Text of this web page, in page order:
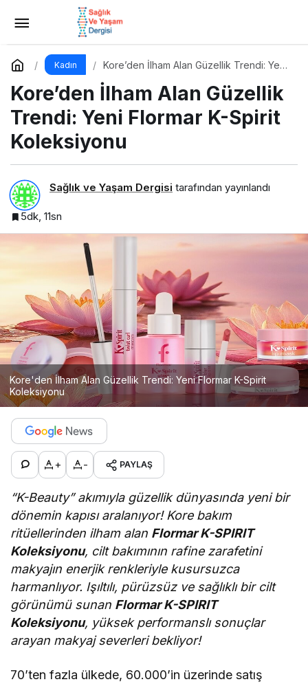
Kadın
Kore’den İlham Alan Güzellik Trendi: Yeni
Kore’den İlham Alan Güzellik
Trendi: Yeni Flormar K-Spirit
Koleksiyonu
Sağlık ve Yaşam Dergisi tarafından yayınlandı
5dk, 11sn
Kore'den İlham Alan Güzellik Trendi: Yeni Flormar K-Spirit
Koleksiyonu
+ - PAYLAŞ
“K-Beauty” akımıyla güzellik dünyasında yeni bir
dönemin kapısı aralanıyor! Kore bakım
ritüellerinden ilham alan Flormar K-SPIRIT
Koleksiyonu, cilt bakımının rafine zarafetini
makyajın enerjik renkleriyle kusursuzca
harmanlıyor. Işıltılı, pürüzsüz ve sağlıklı bir cilt
görünümü sunan Flormar K-SPIRIT
Koleksiyonu, yüksek performanslı sonuçlar
arayan makyaj severleri bekliyor!
70’ten fazla ülkede, 60.000’in üzerinde satış
2025 Türkiye Kalıcı Makyaj Sektör Raporu
Açıklandı
Yorum Yap